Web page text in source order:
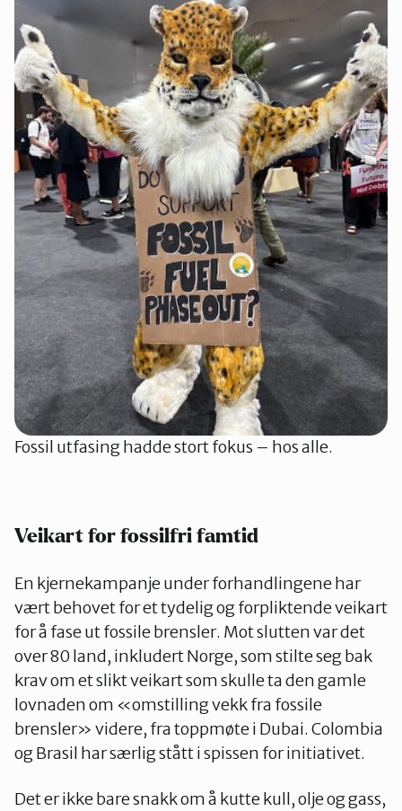
Fossil utfasing hadde stort fokus – hos alle.
Veikart for fossilfri famtid
En kjernekampanje under forhandlingene har
vært behovet for et tydelig og forpliktende veikart
for å fase ut fossile brensler. Mot slutten var det
over 80 land, inkludert Norge, som stilte seg bak
krav om et slikt veikart som skulle ta den gamle
lovnaden om «omstilling vekk fra fossile
brensler» videre, fra toppmøte i Dubai. Colombia
og Brasil har særlig stått i spissen for initiativet.
Det er ikke bare snakk om å kutte kull, olje og gass,